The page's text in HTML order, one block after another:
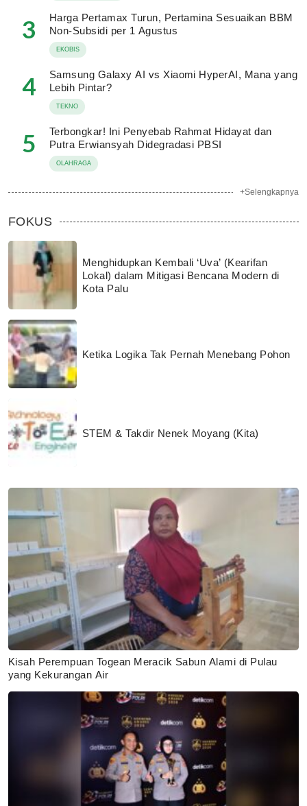
3
Harga Pertamax Turun, Pertamina Sesuaikan BBM
Non-Subsidi per 1 Agustus
EKOBIS
4
Samsung Galaxy AI vs Xiaomi HyperAI, Mana yang
Lebih Pintar?
TEKNO
5
Terbongkar! Ini Penyebab Rahmat Hidayat dan
Putra Erwiansyah Didegradasi PBSI
OLAHRAGA
+Selengkapnya
FOKUS
Menghidupkan Kembali ‘Uva’ (Kearifan
Lokal) dalam Mitigasi Bencana Modern di
Kota Palu
Ketika Logika Tak Pernah Menebang Pohon
STEM & Takdir Nenek Moyang (Kita)
Kisah Perempuan Togean Meracik Sabun Alami di Pulau
yang Kekurangan Air